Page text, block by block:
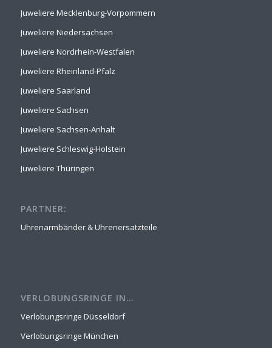
Juweliere Mecklenburg-Vorpommern
Juweliere Niedersachsen
Juweliere Nordrhein-Westfalen
Juweliere Rheinland-Pfalz
Juweliere Saarland
Juweliere Sachsen
Juweliere Sachsen-Anhalt
Juweliere Schleswig-Holstein
Juweliere Thüringen
PARTNER:
Uhrenarmbänder & Uhrenersatzteile
VERLOBUNGSRINGE IN…
Verlobungsringe Düsseldorf
Verlobungsringe München